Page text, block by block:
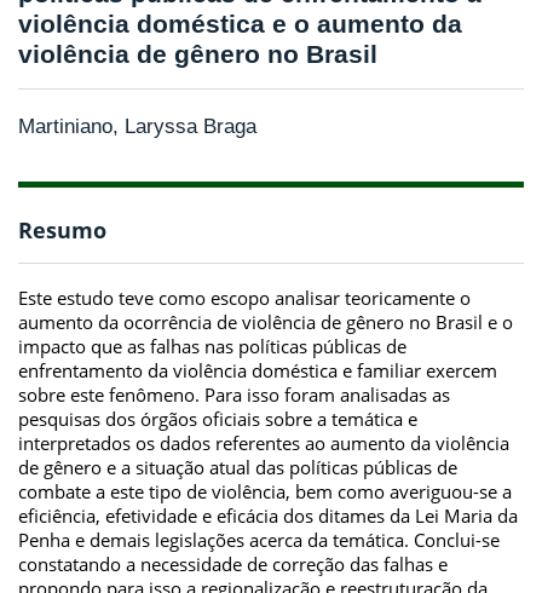
violência doméstica e o aumento da
violência de gênero no Brasil
Martiniano, Laryssa Braga
Resumo
Este estudo teve como escopo analisar teoricamente o
aumento da ocorrência de violência de gênero no Brasil e o
impacto que as falhas nas políticas públicas de
enfrentamento da violência doméstica e familiar exercem
sobre este fenômeno. Para isso foram analisadas as
pesquisas dos órgãos oficiais sobre a temática e
interpretados os dados referentes ao aumento da violência
de gênero e a situação atual das políticas públicas de
combate a este tipo de violência, bem como averiguou-se a
eficiência, efetividade e eficácia dos ditames da Lei Maria da
Penha e demais legislações acerca da temática. Conclui-se
constatando a necessidade de correção das falhas e
propondo para isso a regionalização e reestruturação da